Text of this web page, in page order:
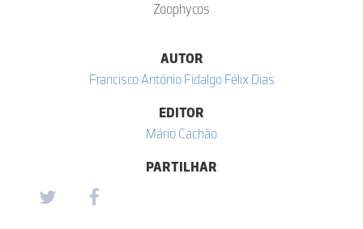
Zoophycos
AUTOR
Francisco António Fidalgo Félix Dias
EDITOR
Mário Cachão
PARTILHAR